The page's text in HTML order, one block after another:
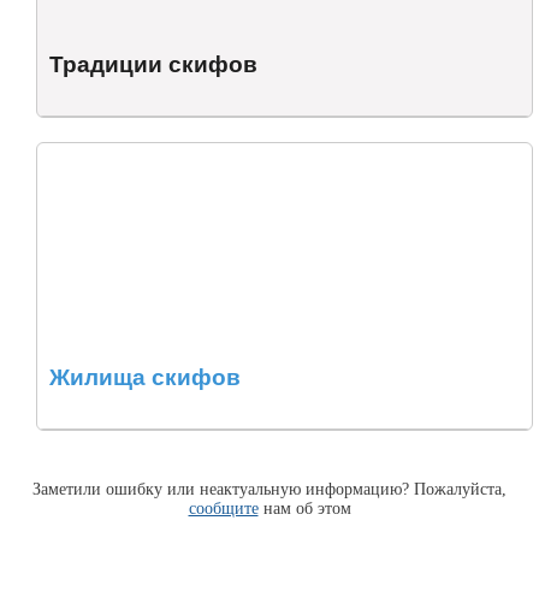
Традиции скифов
Жилища скифов
Заметили ошибку или неактуальную информацию? Пожалуйста,
сообщитенам об этом